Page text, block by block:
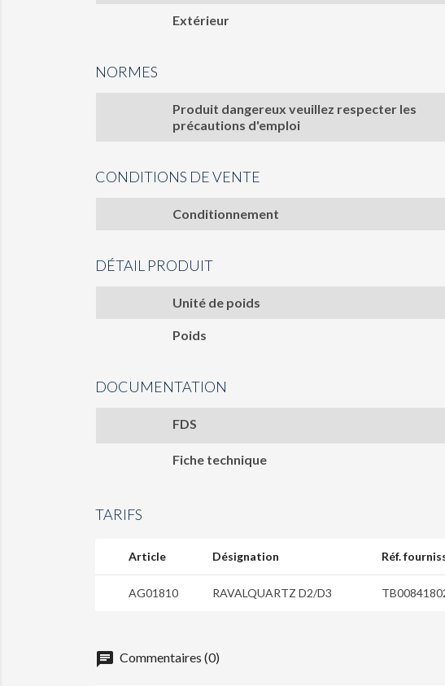
Extérieur
NORMES
Produit dangereux veuillez respecter les
précautions d'emploi
CONDITIONS DE VENTE
Conditionnement
DÉTAIL PRODUIT
Unité de poids
Poids
DOCUMENTATION
FDS
Fiche technique
TARIFS
Article Désignation Réf.
AG01810 RAVALQUARTZ D2/D3
chat Commentaires (0)